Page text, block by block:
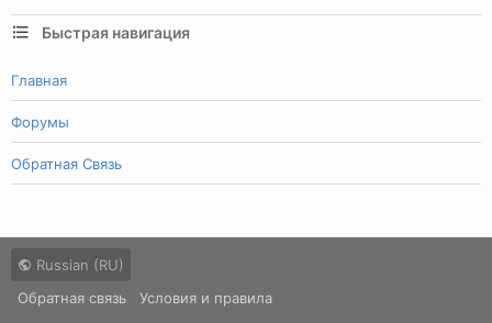
Быстрая навигация
Главная
Форумы
Обратная Связь
Russian (RU)
Обратная связь
Условия и правила